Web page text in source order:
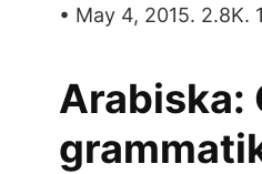
• May 4, 2015. 2.8K.
Arabiska: